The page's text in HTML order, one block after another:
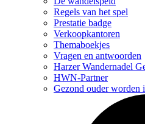
Regels van het spel
Prestatie badge
Verkoopkantoren
Themaboekjes
Vragen en antwoorden
Harzer Wandernadel
HWN-Partner
Gezond ouder worden